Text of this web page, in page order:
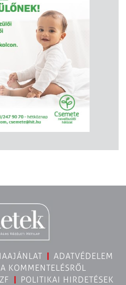
ADATVÉDELEM
KOMMENTELÉSRŐL
POLITIKAI HIRDETÉSEK